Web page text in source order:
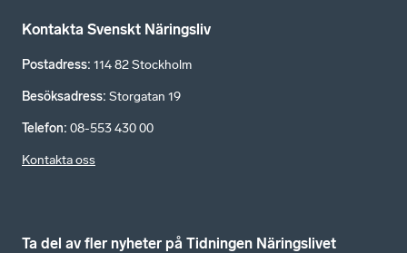
Kontakta Svenskt Näringsliv
Postadress: 114 82 Stockholm
Besöksadress: Storgatan 19
Telefon: 08-553 430 00
Kontakta oss
Ta del av fler nyheter på Tidningen Näringslivet